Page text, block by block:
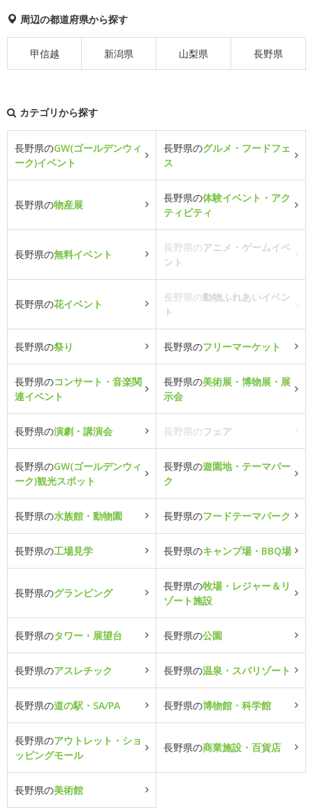
周辺の都道府県から探す
甲信越 新潟県 山梨県 長野県
カテゴリから探す
長野県のGW(ゴールデンウィ
ーク)イベント
長野県のグルメ・フードフェ
ス
長野県の物産展
長野県の体験イベント・アク
ティビティ
長野県の無料イベント
長野県のアニメ・ゲームイベ
ント
長野県の花イベント
長野県の動物ふれあいイベン
ト
長野県の祭り 長野県のフリーマーケット
長野県のコンサート・音楽関
連イベント
長野県の美術展・博物展・展
示会
長野県の演劇・講演会 長野県のフェア
長野県のGW(ゴールデンウィ
ーク)観光スポット
長野県の遊園地・テーマパー
ク
長野県の水族館・動物園 長野県のフードテーマパーク
長野県の工場見学 長野県のキャンプ場・BBQ場
長野県のグランピング
長野県の牧場・レジャー＆リ
ゾート施設
長野県のタワー・展望台 長野県の公園
長野県のアスレチック 長野県の温泉・スパリゾート
長野県の道の駅・SA/PA 長野県の博物館・科学館
長野県のアウトレット・ショ
ッピングモール
長野県の商業施設・百貨店
長野県の美術館